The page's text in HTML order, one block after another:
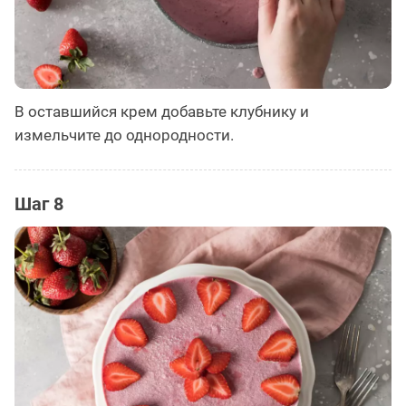
В оставшийся крем добавьте клубнику и
измельчите до однородности.
Шаг 8